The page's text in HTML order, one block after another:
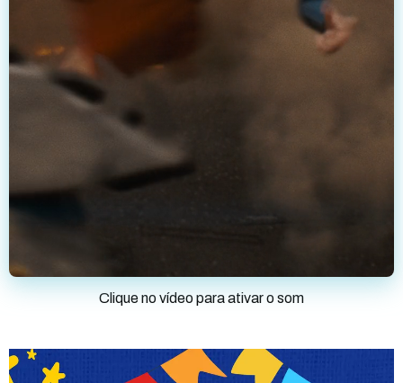
Clique no vídeo para ativar o som